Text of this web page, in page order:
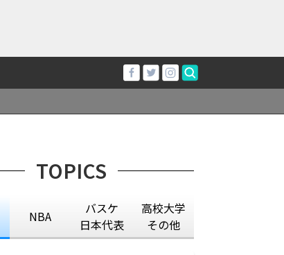
TOPICS
NBA
バスケ
日本代表
高校大学
その他